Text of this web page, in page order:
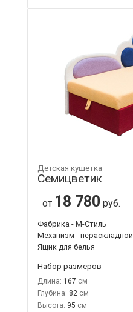
Детская кушетка
Семицветик
от 18 780 руб.
Фабрика - М-Стиль
Механизм - нераскладной
Ящик для белья
Набор размеров
Длина: 167
Глубина: 82
Высота: 95